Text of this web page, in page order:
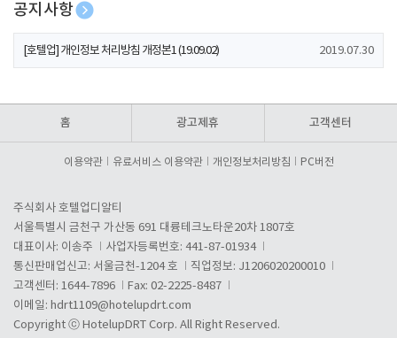
공지사항
[호텔업] 개인정보 처리방침 개정본2 (19.09.02)
[호텔업] 개인정보 처리방침 개정본1 (19.09.02) 2019.07.30
홈 광고제휴 고객센터
이용약관 유료서비스 이용약관 개인정보처리방침 PC버전
주식회사 호텔업디알티
서울특별시 금천구 가산동 691 대륭테크노타운20차 1807호
대표이사: 이송주
사업자등록번호: 441-87-01934
통신판매업신고: 서울금천-1204 호
직업정보: J1206020200010
고객센터: 1644-7896
Fax: 02-2225-8487
이메일: hdrt1109@hotelupdrt.com
Copyright ⓒ HotelupDRT Corp. All Right Reserved.